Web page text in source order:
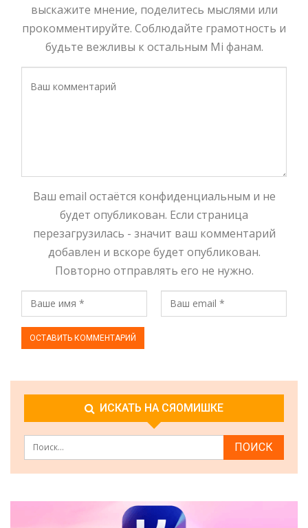
выскажите мнение, поделитесь мыслями или
прокомментируйте. Соблюдайте грамотность и
будьте вежливы к остальным Mi фанам.
Ваш email остаётся конфиденциальным и не
будет опубликован. Если страница
перезагрузилась - значит ваш комментарий
добавлен и вскоре будет опубликован.
Повторно отправлять его не нужно.
ИСКАТЬ НА СЯОМИШКЕ